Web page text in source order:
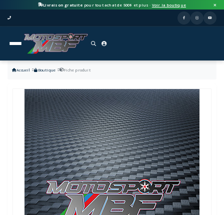
Livraison gratuite pour tout achat de 500$ et plus · Voir la boutique
Accueil Boutique Fiche produit